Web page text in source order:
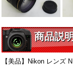
商品説
【美品】Nikon レンズ